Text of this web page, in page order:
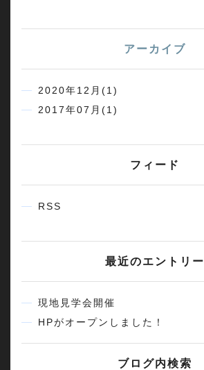
アーカイブ
2020年12月(1)
2017年07月(1)
フィード
RSS
最近のエントリー
現地見学会開催
HPがオープンしました！
ブログ内検索